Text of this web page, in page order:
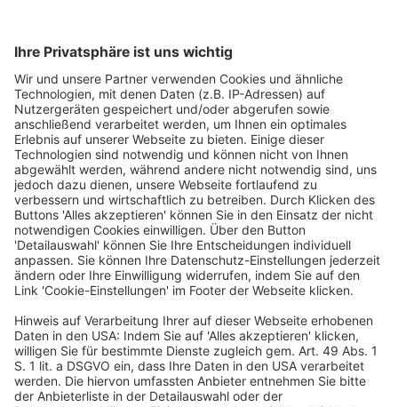
Haugerkirchgasse 7
97070 Würzburg
Deutschland
Kontakt
info@snapaddy.com
+49 931 466 212 00
Ein Business-Event von